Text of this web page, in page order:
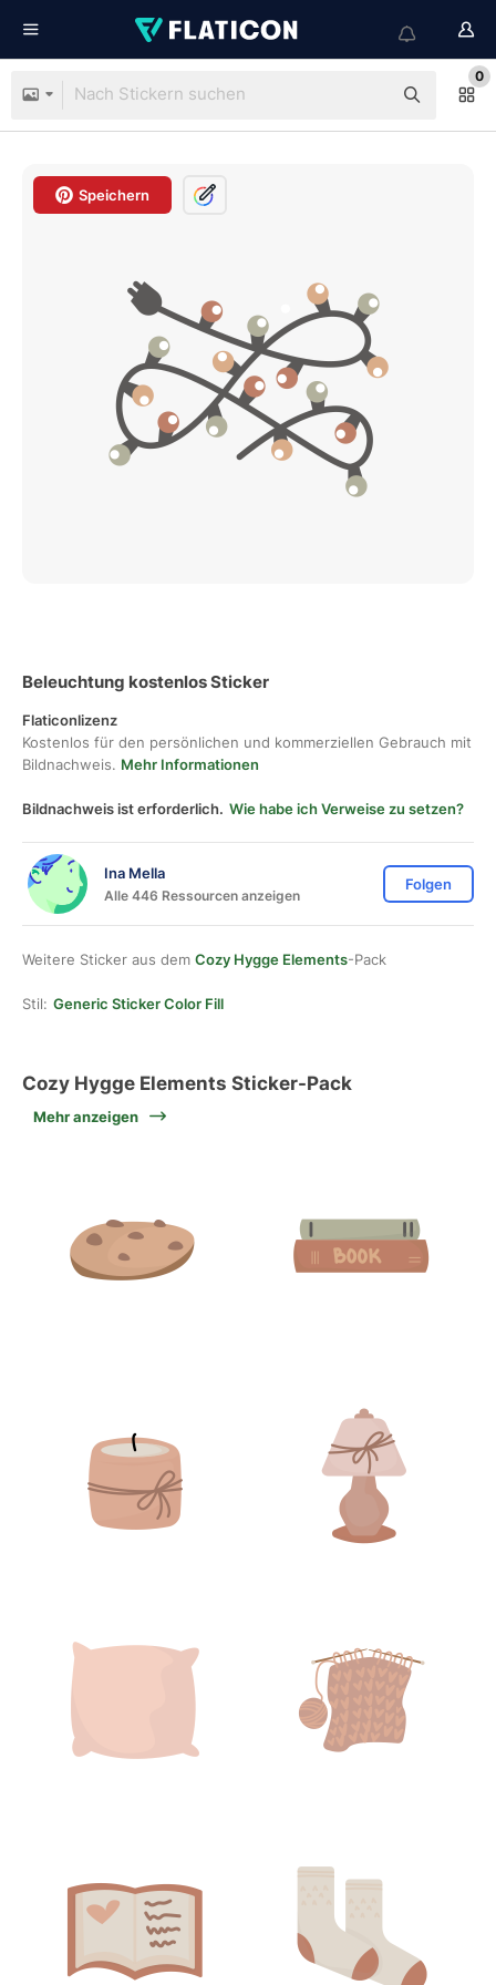
0
Speichern
Beleuchtung kostenlos Sticker
Flaticonlizenz
Kostenlos für den persönlichen und kommerziellen Gebrauch mit
Bildnachweis. Mehr Informationen
Bildnachweis ist erforderlich. Wie habe ich Verweise zu setzen?
Ina Mella
Alle 446 Ressourcen anzeigen
Folgen
Weitere Sticker aus dem Cozy Hygge Elements-Pack
Stil: Generic Sticker Color Fill
Cozy Hygge Elements Sticker-Pack
Mehr anzeigen